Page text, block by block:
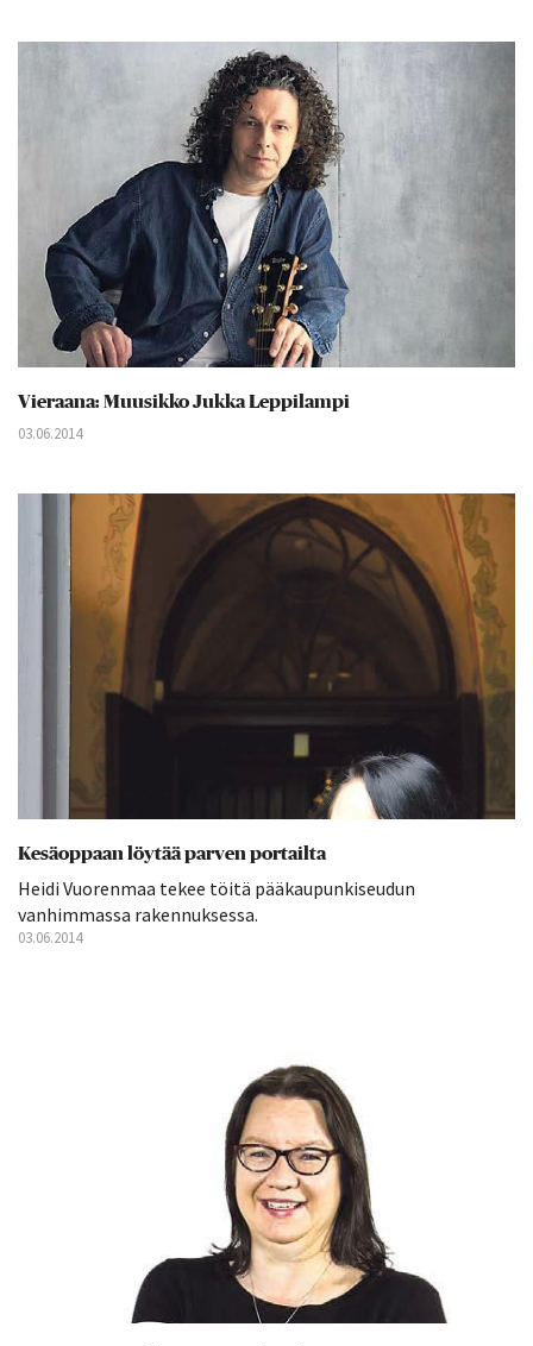
Vieraana: Muusikko Jukka Leppilampi
03.06.2014
Kesäoppaan löytää parven portailta
Heidi Vuorenmaa tekee töitä pääkaupunkiseudun
vanhimmassa rakennuksessa.
03.06.2014